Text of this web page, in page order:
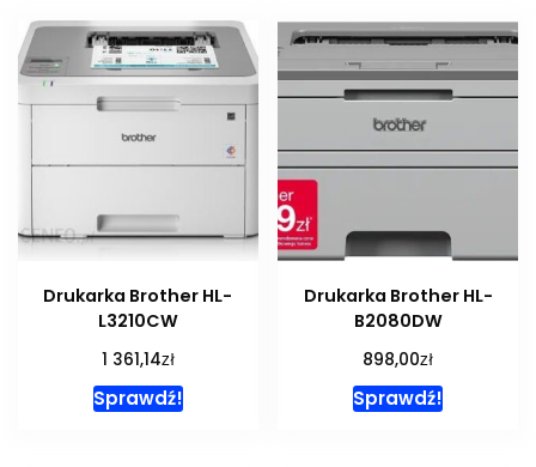
Drukarka Brother HL-
L3210CW
1 361,14zł
Sprawdź!
Drukarka Brother HL-
B2080DW
898,00zł
Sprawdź!